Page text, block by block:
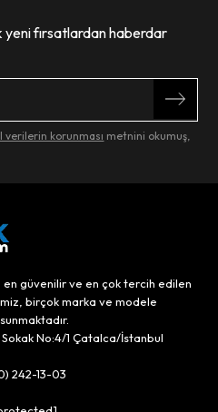
fırsatlardan haberdar
verilerin korunması metnini okumuş,
en güvenilir ve en çok tercih edilen
birçok marka ve modele
Sokak No:4/1 Çatalca/İstanbul
242-13-03